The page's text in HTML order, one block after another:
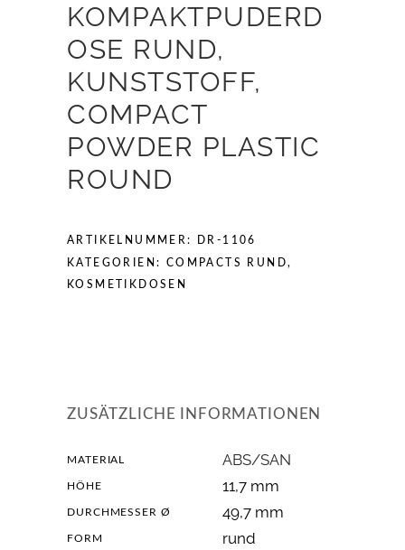
KOMPAKTPUDERD
OSE RUND,
KUNSTSTOFF,
COMPACT
POWDER PLASTIC
ROUND
ARTIKELNUMMER: DR-1106
KATEGORIEN: COMPACTS RUND,
KOSMETIKDOSEN
ZUSÄTZLICHE INFORMATIONEN
MATERIAL ABS/SAN
HÖHE 11,7 mm
DURCHMESSER Ø 49,7 mm
FORM rund